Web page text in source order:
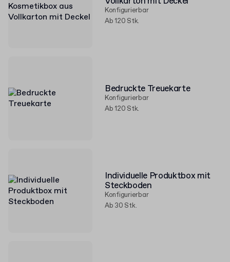
Konfigurierbar
Ab 120 Stk.
Bedruckte Treuekarte
Konfigurierbar
Ab 120 Stk.
Individuelle Produktbox mit
Steckboden
Konfigurierbar
Ab 30 Stk.